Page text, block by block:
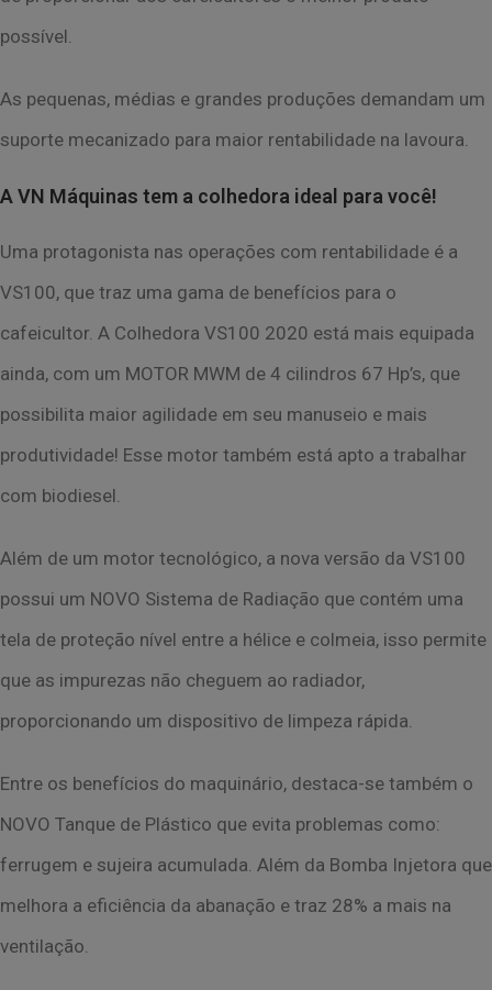
possível.
As pequenas, médias e grandes produções demandam um
suporte mecanizado para maior rentabilidade na lavoura.
A VN Máquinas tem a colhedora ideal para você!
Uma protagonista nas operações com rentabilidade é a
VS100, que traz uma gama de benefícios para o
cafeicultor. A Colhedora VS100 2020 está mais equipada
ainda, com um MOTOR MWM de 4 cilindros 67 Hp’s, que
possibilita maior agilidade em seu manuseio e mais
produtividade! Esse motor também está apto a trabalhar
com biodiesel.
Além de um motor tecnológico, a nova versão da VS100
possui um NOVO Sistema de Radiação que contém uma
tela de proteção nível entre a hélice e colmeia, isso permite
que as impurezas não cheguem ao radiador,
proporcionando um dispositivo de limpeza rápida.
Entre os benefícios do maquinário, destaca-se também o
NOVO Tanque de Plástico que evita problemas como:
ferrugem e sujeira acumulada. Além da Bomba Injetora que
melhora a eficiência da abanação e traz 28% a mais na
ventilação.